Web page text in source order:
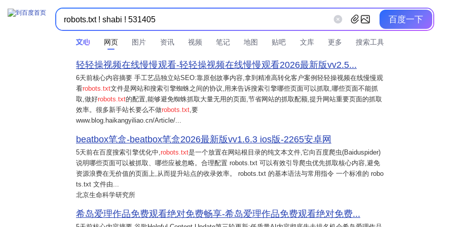
百度一下
网页 图片 资讯 视频 笔记 地图 贴吧 文库 更多 搜索工具
轻轻操视频在线慢慢观看-轻轻操视频在线慢慢观看2026最新版vv2.5...
6天前核心内容摘要 手工艺品独立站SEO:靠原创故事内容,拿到精准高转化客户案例轻轻操视频在线慢慢观
看robots.txt文件是网站和搜索引擎蜘蛛之间的协议,用来告诉搜索引擎哪些页面可以抓取,哪些页面不能抓
取,做好robots.txt的配置,能够避免蜘蛛抓取大量无用的页面,节省网站的抓取配额,提升网站重要页面的抓取
效率。很多新手站长要么不做robots.txt,要
www.blog.haikangyiliao.cn/Article/...
beatbox笔盒-beatbox笔盒2026最新版vv1.6.3 ios版-2265安卓网
5天前在百度搜索引擎优化中,robots.txt是一个放置在网站根目录的纯文本文件,它向百度爬虫(Baiduspider)
说明哪些页面可以被抓取、哪些应被忽略。合理配置 robots.txt 可以有效引导爬虫优先抓取核心内容,避免
资源浪费在无价值的页面上,从而提升站点的收录效率。 robots.txt 的基本语法与常用指令 一个标准的 robo
ts.txt 文件由...
北京生命科学研究所
希岛爱理作品免费观看绝对免费畅享-希岛爱理作品免费观看绝对免费...